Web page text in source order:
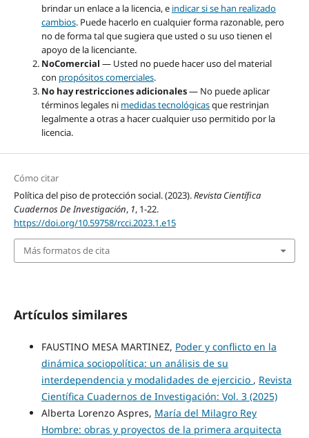
brindar un enlace a la licencia, e indicar si se han realizado
cambios. Puede hacerlo en cualquier forma razonable, pero
no de forma tal que sugiera que usted o su uso tienen el
apoyo de la licenciante.
NoComercial — Usted no puede hacer uso del material
con propósitos comerciales.
No hay restricciones adicionales— No puede aplicar
términos legales ni medidas tecnológicasque restrinjan
legalmente a otras a hacer cualquier uso permitido por la
licencia.
Cómo citar
Política del piso de protección social. (2023).Revista Científica
Cuadernos De Investigación, 1, 1-22.
https://doi.org/10.59758/rcci.2023.1.e15
Más formatos de cita
Artículos similares
FAUSTINO MESA MARTINEZ, Poder y conflicto en la
dinámica sociopolítica: un análisis de su
interdependencia y modalidades de ejercicio , Revista
Científica Cuadernos de Investigación: Vol. 3 (2025)
Alberta Lorenzo Aspres, María del Milagro Rey
Hombre: obras y proyectos de la primera arquitecta